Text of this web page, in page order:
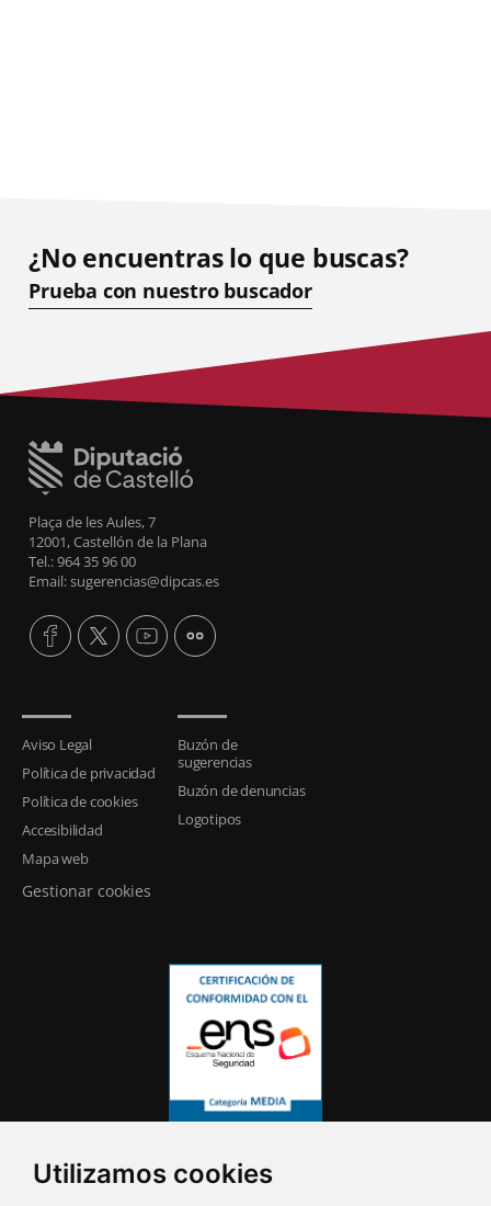
Utilizamos cookies
¿No encuentras lo que buscas?
Prueba con nuestro buscador
Plaça de les Aules, 7
12001, Castellón de la Plana
Tel.: 964 35 96 00
Email: sugerencias@dipcas.es
Aviso Legal
Política de privacidad
Política de cookies
Accesibilidad
Mapa web
Gestionar cookies
Buzón de
sugerencias
Buzón de denuncias
Logotipos